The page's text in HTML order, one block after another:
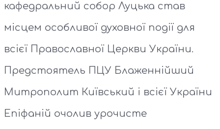
кафедральний собор Луцька став
місцем особливої духовної події для
всієї Православної Церкви України.
Предстоятель ПЦУ Блаженнійший
Митрополит Київський і всієї України
Епіфаній очолив урочисте